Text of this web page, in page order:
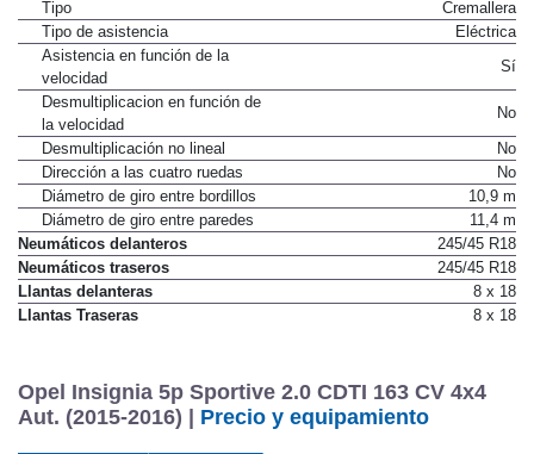
Tipo
Cremallera
Tipo de asistencia
Eléctrica
Asistencia en función de la
velocidad
Sí
Desmultiplicacion en función de
la velocidad
No
Desmultiplicación no lineal
No
Dirección a las cuatro ruedas
No
Diámetro de giro entre bordillos
10,9 m
Diámetro de giro entre paredes
11,4 m
Neumáticos delanteros
245/45 R18
Neumáticos traseros
245/45 R18
Llantas delanteras
8 x 18
Llantas Traseras
8 x 18
Opel Insignia 5p Sportive 2.0 CDTI 163 CV 4x4
Aut. (2015-2016) | Precio y equipamiento